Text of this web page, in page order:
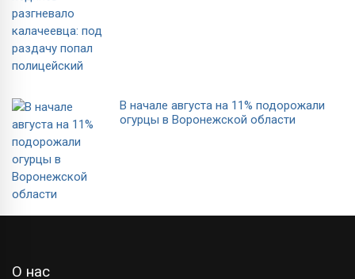
В начале августа на 11% подорожали
огурцы в Воронежской области
О нас